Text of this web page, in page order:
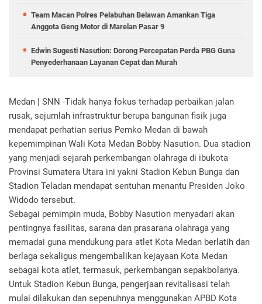
Team Macan Polres Pelabuhan Belawan Amankan Tiga
Anggota Geng Motor di Marelan Pasar 9
Edwin Sugesti Nasution: Dorong Percepatan Perda PBG Guna
Penyederhanaan Layanan Cepat dan Murah
Medan | SNN -Tidak hanya fokus terhadap perbaikan jalan
rusak, sejumlah infrastruktur berupa bangunan fisik juga
mendapat perhatian serius Pemko Medan di bawah
kepemimpinan Wali Kota Medan Bobby Nasution. Dua stadion
yang menjadi sejarah perkembangan olahraga di ibukota
Provinsi Sumatera Utara ini yakni Stadion Kebun Bunga dan
Stadion Teladan mendapat sentuhan menantu Presiden Joko
Widodo tersebut.
Sebagai pemimpin muda, Bobby Nasution menyadari akan
pentingnya fasilitas, sarana dan prasarana olahraga yang
memadai guna mendukung para atlet Kota Medan berlatih dan
berlaga sekaligus mengembalikan kejayaan Kota Medan
sebagai kota atlet, termasuk, perkembangan sepakbolanya.
Untuk Stadion Kebun Bunga, pengerjaan revitalisasi telah
mulai dilakukan dan sepenuhnya menggunakan APBD Kota